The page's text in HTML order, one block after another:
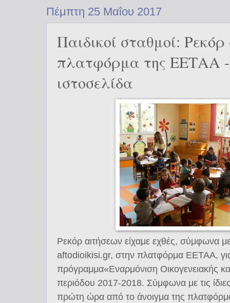
Πέμπτη 25 Μαΐου 2017
Παιδικοί σταθμοί:
πλατφόρμα της ΕΕΤΑΑ
ιστοσελίδα
Ρεκόρ αιτήσεων είχαμε εχθές, σύμφωνα
aftodioikisi.gr, στην πλατφόρμα ΕΕΤΑΑ,
πρόγραμμα«Εναρμόνιση Οικογενειακής
περιόδου 2017-2018. Σύμφωνα με τις
πρώτη ώρα από το άνοιγμα της